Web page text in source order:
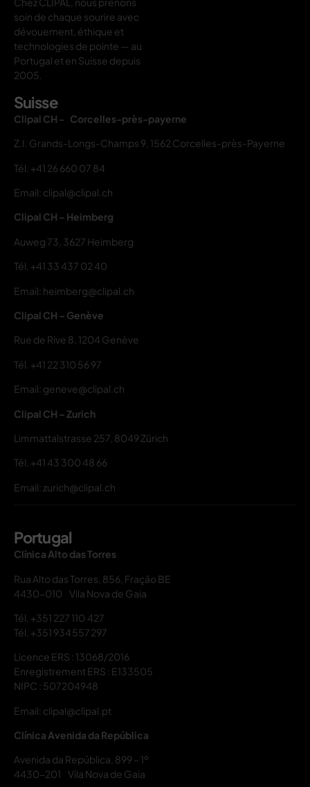
soin de chaque sourire avec
dévouement, éthique et
technologies de pointe — au
Portugal et en Suisse depuis
2005.
Suisse
Clipal CH - Corcelles-près-payerne
Z.I. Grands-Longs-Champs 9, 1562 Corcelles-près-Payerne
Tél. +41 26 660 07 84
Email: clipal@clipal.ch
Clipal CH – Heimberg
Auweg 73, 3627 Heimberg
Tél. +41 33 437 02 40
Email: heimberg@clipal.ch
Clipal CH – Genève
Rue de Rive 8, 1204 Genève
Tél. +41 22 310 56 97
Email: geneve@clipal.ch
Clipal CH – Zurich
Limmattalstrasse 257, 8049 Zürich
Tél. +41 43 300 48 66
Email: zurich@clipal.ch
Portugal
Clínica Alto das Torres
Rua Alto das Torres, 856, Fração BE
4430-010 Vila Nova de Gaia
Tél. +351 227 110 427
Tél. +351 934 557 297
Licence ERS : 13068/2016
Enregistrement ERS : E133505
NIPC : 507204948
Email: clipal@clipal.pt
Clínica Avenida da República
Avenida da República, 899 – 1º
4430-201 Vila Nova de Gaia